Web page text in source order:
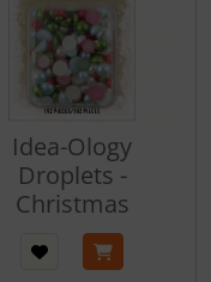
Idea-Ology
Droplets -
Christmas